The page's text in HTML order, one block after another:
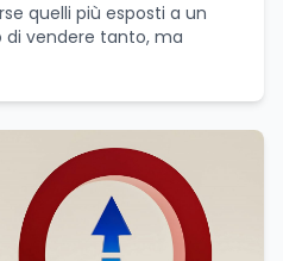
quelli più esposti a un
di vendere tanto, ma